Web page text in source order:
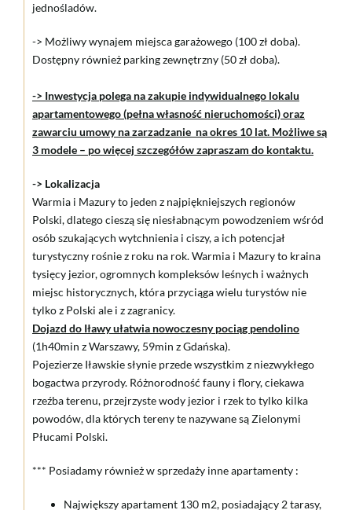
jednośladów.
-> Możliwy wynajem miejsca garażowego (100 zł doba).
Dostępny również parking zewnętrzny (50 zł doba).
-> Inwestycja polega na zakupie indywidualnego lokalu
apartamentowego (pełna własność nieruchomości) oraz
zawarciu umowy na zarzadzanie na okres 10 lat. Możliwe są
3 modele – po więcej szczegółów zapraszam do kontaktu.
-> Lokalizacja
Warmia i Mazury to jeden z najpiękniejszych regionów
Polski, dlatego cieszą się niesłabnącym powodzeniem wśród
osób szukających wytchnienia i ciszy, a ich potencjał
turystyczny rośnie z roku na rok. Warmia i Mazury to kraina
tysięcy jezior, ogromnych kompleksów leśnych i ważnych
miejsc historycznych, która przyciąga wielu turystów nie
tylko z Polski ale i z zagranicy.
Dojazd do Iławy ułatwia nowoczesny pociąg pendolino
(1h40min z Warszawy, 59min z Gdańska).
Pojezierze Iławskie słynie przede wszystkim z niezwykłego
bogactwa przyrody. Różnorodność fauny i flory, ciekawa
rzeźba terenu, przejrzyste wody jezior i rzek to tylko kilka
powodów, dla których tereny te nazywane są Zielonymi
Płucami Polski.
*** Posiadamy również w sprzedaży inne apartamenty :
Największy apartament 130 m2, posiadający 2 tarasy,